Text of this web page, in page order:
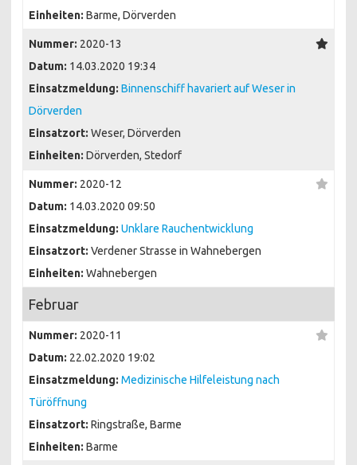
Einheiten: Barme, Dörverden
Nummer: 2020-13
Datum: 14.03.2020 19:34
Einsatzmeldung: Binnenschiff havariert auf Weser in
Dörverden
Einsatzort: Weser, Dörverden
Einheiten: Dörverden, Stedorf
Nummer: 2020-12
Datum: 14.03.2020 09:50
Einsatzmeldung: Unklare Rauchentwicklung
Einsatzort: Verdener Strasse in Wahnebergen
Einheiten: Wahnebergen
Februar
Nummer: 2020-11
Datum: 22.02.2020 19:02
Einsatzmeldung: Medizinische Hilfeleistung nach
Türöffnung
Einsatzort: Ringstraße, Barme
Einheiten: Barme